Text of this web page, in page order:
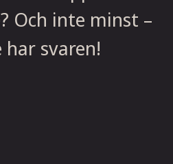
Och inte minst –
svaren!